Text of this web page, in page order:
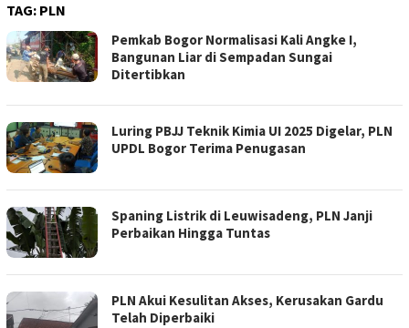
TAG: PLN
Pemkab Bogor Normalisasi Kali Angke I,
Bangunan Liar di Sempadan Sungai
Ditertibkan
Luring PBJJ Teknik Kimia UI 2025 Digelar, PLN
UPDL Bogor Terima Penugasan
Spaning Listrik di Leuwisadeng, PLN Janji
Perbaikan Hingga Tuntas
PLN Akui Kesulitan Akses, Kerusakan Gardu
Telah Diperbaiki